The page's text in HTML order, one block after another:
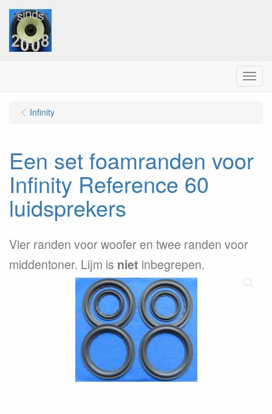
Menu
Infinity
Een set foamranden voor
Infinity Reference 60
luidsprekers
Vier randen voor woofer en twee randen voor
middentoner. Lijm is niet inbegrepen.